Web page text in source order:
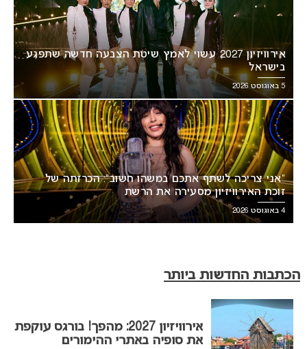
אירוויזיון 2027 עשוי לאמץ שיטת הצבעה חדשה שתפגע
בישראל
5 באוגוסט 2026
“אני צריכה לשתף אתכם במשהו חשוב”: הכרזתה של
זוכת האירוויזיון מסעירה את הרשת
4 באוגוסט 2026
הכתבות החדשות ביותר
אירוויזיון 2027: מהפך! בורגס עוקפת
את סופיה באתרי ההימורים